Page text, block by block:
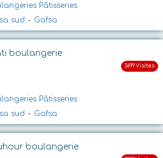
Pâtisseries
sud - Gafsa
boulangerie
Pâtisseries
sud - Gafsa
boulangerie